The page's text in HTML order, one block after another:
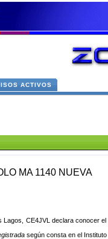
ACTIVOS
MA 1140 NUEVA
Lagos, CE4JVL declara conocer
según consta en el